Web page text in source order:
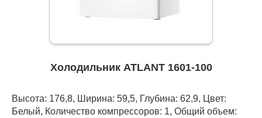
Холодильник ATLANT 1601-100
Высота: 176,8, Ширина: 59,5, Глубина: 62,9, Цвет:
Белый, Количество компрессоров: 1, Общий объем: